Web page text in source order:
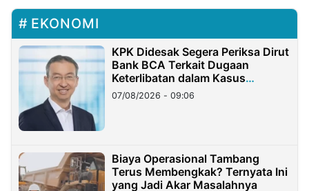
EKONOMI
KPK Didesak Segera Periksa Dirut
Bank BCA Terkait Dugaan
Keterlibatan dalam Kasus
Hilangnya Dana Nasabah Rp2,58
Miliar
07/08/2026 - 09:06
Biaya Operasional Tambang
Terus Membengkak? Ternyata Ini
yang Jadi Akar Masalahnya